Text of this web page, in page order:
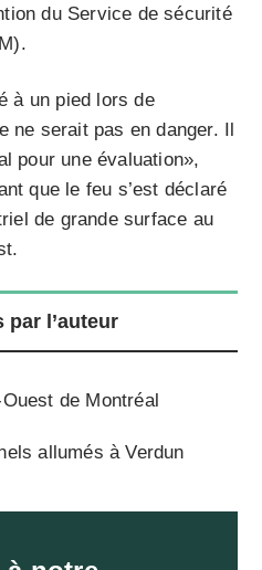
du Service de sécurité
à un pied lors de
ne serait pas en danger. Il
pour une évaluation»,
que le feu s’est déclaré
de grande surface au
l’auteur
de Montréal
allumés à Verdun